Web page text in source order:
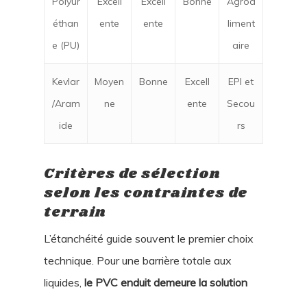
éthan
e (PU)
ente
ente
liment
aire
Kevlar
/Aram
ide
Moyen
ne
Bonne
Excell
ente
EPI et
Secou
rs
Critères de sélection
selon les contraintes de
terrain
L’étanchéité guide souvent le premier choix
technique. Pour une barrière totale aux
liquides, le PVC enduit demeure la solution